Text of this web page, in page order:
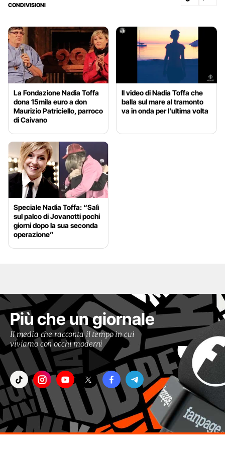
CONDIVISIONI
La Fondazione Nadia Toffa
dona 15mila euro a don
Maurizio Patriciello, parroco
di Caivano
Il video di Nadia Toffa che
balla sul mare al tramonto
va in onda per l’ultima volta
Speciale Nadia Toffa: “Salì
sul palco di Jovanotti pochi
giorni dopo la sua seconda
operazione”
Più che un giornale
Il media che racconta il tempo in cui
viviamo con occhi moderni